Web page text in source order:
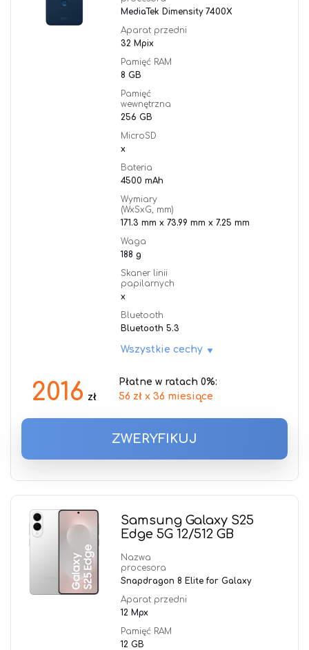
MediaTek Dimensity 7400X
Aparat przedni
32 Mpix
Pamięć RAM
8 GB
Pamięć
wewnętrzna
256 GB
MicroSD
x
Bateria
4500 mAh
Wymiary
(WxSxG, mm)
171.3 mm x 73.99 mm x 7.25 mm
Waga
188 g
Skaner linii
papilarnych
x
Bluetooth
Bluetooth 5.3
Wszystkie cechy
2016 zł
Płatne w ratach 0%:
56 zł x 36 miesiące
ZWERYFIKUJ
Samsung Galaxy S25
Edge 5G 12/512 GB
Nazwa
procesora
Snapdragon 8 Elite for Galaxy
Aparat przedni
12 Mpx
Pamięć RAM
12 GB